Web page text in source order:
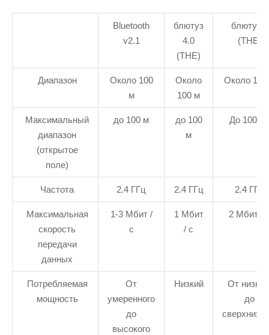
Bluetooth
v2.1
блютуз
4.0
(THE)
блютуз 5
(THE)
Диапазон
Около 100
м
Около
100 м
Около
Максимальный
диапазон
(открытое
поле)
до 100 м
до 100
м
До 1000
Частота 2.4 ГГц 2.4 ГГц 2.4 ГГц
Максимальная
скорость
передачи
данных
1-3 Мбит /
с
1 Мбит
/ с
2 Мбит /
Потребляемая
мощность
От
умеренного
до
высокого
Низкий
От
до